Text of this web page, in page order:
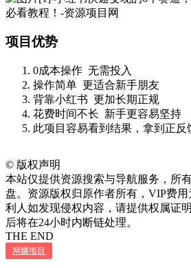
项目优势
0成本操作 无需投入
操作简单 更适合新手朋友
背靠小红书 更加长期正规
花费时间不长 新手更容易坚持
此项目容易看到结果，拿到正反
© 版权声明
本站仅提供资源搜索与导航服务，所
盘。资源版权归原作者所有，VIP费
利人如发现侵权内容，请提供权属证
后将在24小时内断链处理。
THE END
网赚项目